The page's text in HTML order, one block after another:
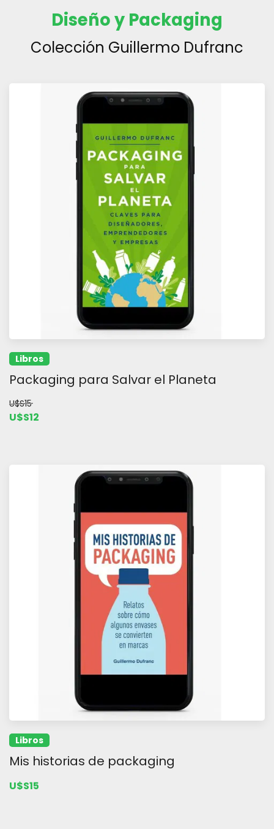
Diseño y Packaging
Colección Guillermo Dufranc
Libros
Packaging para Salvar el Planeta
U$S15
U$S12
Libros
Mis historias de packaging
U$S15